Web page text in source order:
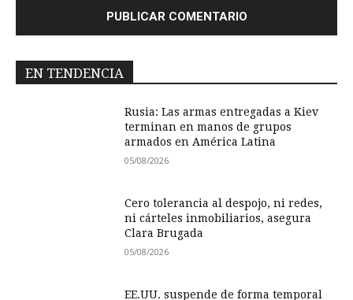
EN TENDENCIA
Rusia: Las armas entregadas a Kiev
terminan en manos de grupos
armados en América Latina
05/08/2026
Cero tolerancia al despojo, ni redes,
ni cárteles inmobiliarios, asegura
Clara Brugada
05/08/2026
EE.UU. suspende de forma temporal